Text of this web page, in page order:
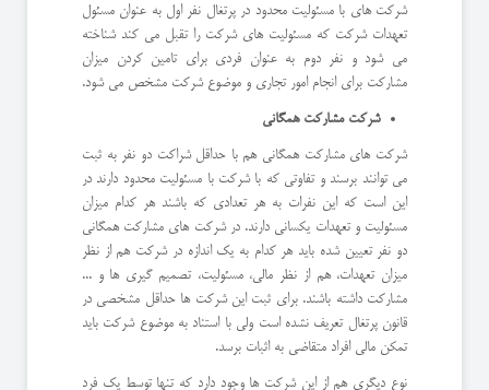
شرکت های با مسئولیت محدود در پرتغال نفر اول به عنوان مسئول
تعهدات شرکت که مسئولیت های شرکت را تقبل می کند شناخته
می شود و نفر دوم به عنوان فردی برای تامین کردن میزان
مشارکت برای انجام امور تجاری و موضوع شرکت مشخص می شود.
شرکت مشارکت همگانی
شرکت های مشارکت همگانی هم با حداقل شراکت دو نفر به ثبت
می توانند برسند و تفاوتی که با شرکت با مسئولیت محدود دارند در
این است که این نفرات به هر تعدادی که باشند هر کدام میزان
مسئولیت و تعهدات یکسانی دارند. در شرکت های مشارکت همگانی
دو نفر تعیین شده باید هر کدام به یک اندازه در شرکت هم از نظر
میزان تعهدات، هم از نظر مالی، مسئولیت، تصمیم گیری ها و ...
مشارکت داشته باشند. برای ثبت این شرکت ها حداقل مشخصی در
قانون پرتغال تعریف نشده است ولی با استناد به موضوع شرکت باید
تمکن مالی افراد متقاضی به اثبات برسد.
نوع دیگری هم از این شرکت ها وجود دارد که تنها توسط یک فرد